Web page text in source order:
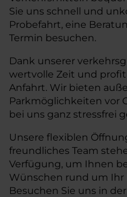
Sie uns schnell und
Probefahrt, eine
Termin besuchen.
Dank unserer
wertvolle Zeit und
Anfahrt. Wir bieten
Parkmöglichkeiten vor
bei uns ganz stressfrei
Unsere flexiblen
freundliches Team
Verfügung, um Ihnen
Wünschen rund um Ihr
Besuchen Sie uns in